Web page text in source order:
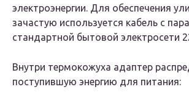
электроэнергии. Для обеспечения
зачастую используется кабель с
стандартной бытовой электросети
Внутри термокожуха адаптер
поступившую энергию для питания: